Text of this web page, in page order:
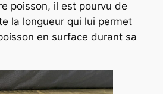
poisson, il est pourvu de
la longueur qui lui permet
en surface durant sa